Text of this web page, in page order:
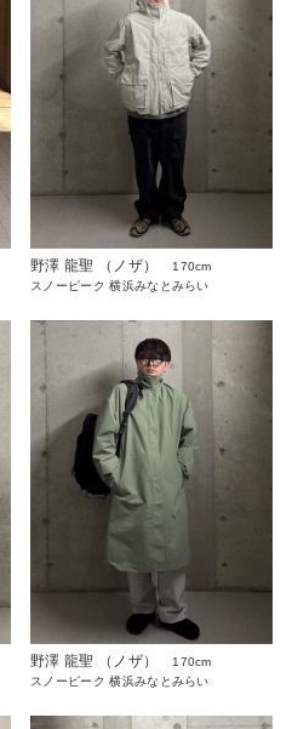
野澤 龍聖 （ノザ）
170cm
スノーピーク 横浜みなとみらい
野澤 龍聖 （ノザ）
170cm
スノーピーク 横浜みなとみらい